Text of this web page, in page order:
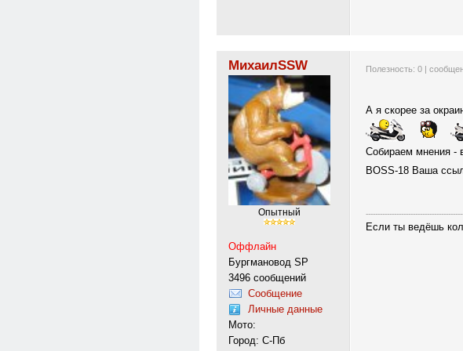
МихаилSSW
Опытный
Оффлайн
Бургмановод SP
3496 сообщений
Сообщение
Личные данные
Мото:
Город: С-Пб
Полезность: 0|
А я скорее за
Собираем мнения -
BOSS-18 Ваша
Если ты ведёшь